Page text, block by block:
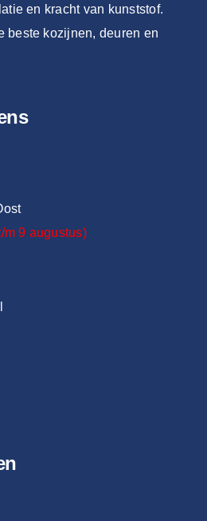
en kracht van kunststof.
beste kozijnen, deuren en
m 9 augustus)